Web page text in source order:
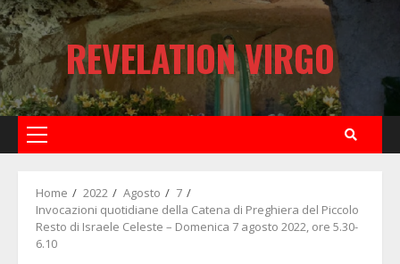
Skip
to
content
REVELATION VIRGO
Primary
Home 2022 Agosto
7
Invocazioni quotidiane della Catena di Preghiera del Piccolo
Resto di Israele Celeste – Domenica 7 agosto 2022, ore 5.30-
6.10